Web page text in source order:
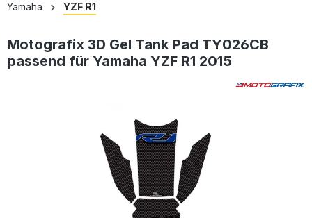
Yamaha
YZF R1
Motografix 3D Gel Tank Pad TY026CB
passend für Yamaha YZF R1 2015